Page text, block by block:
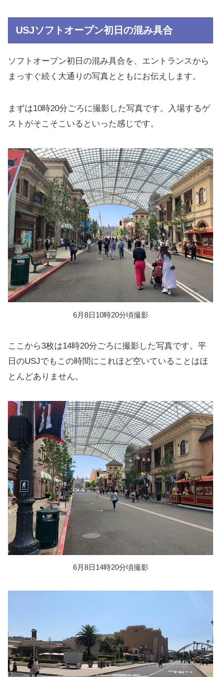
USJソフトオープン初日の混み具合
ソフトオープン初日の混み具合を、エントランスから
まっすぐ続く大通りの写真とともにお伝えします。
まずは10時20分ごろに撮影した写真です。入場するゲ
ストがそこそこいるといった感じです。
6月8日10時20分頃撮影
ここから3枚は14時20分ごろに撮影した写真です。平
日のUSJでもこの時間にこれほど空いていることはほ
とんどありません。
6月8日14時20分頃撮影